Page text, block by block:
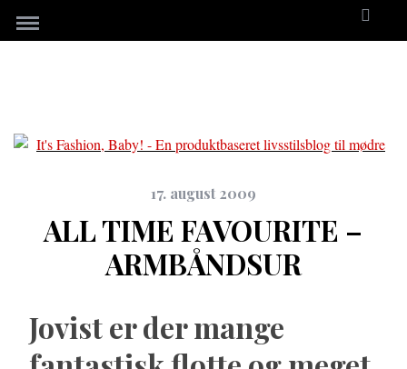
17. august 2009
ALL TIME FAVOURITE –
ARMBÅNDSUR
Jovist er der mange